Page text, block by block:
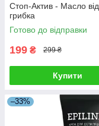
Стоп-Актив - Масло від
грибка
Готово до відправки
199 ₴ 299 ₴
Купити
–33%